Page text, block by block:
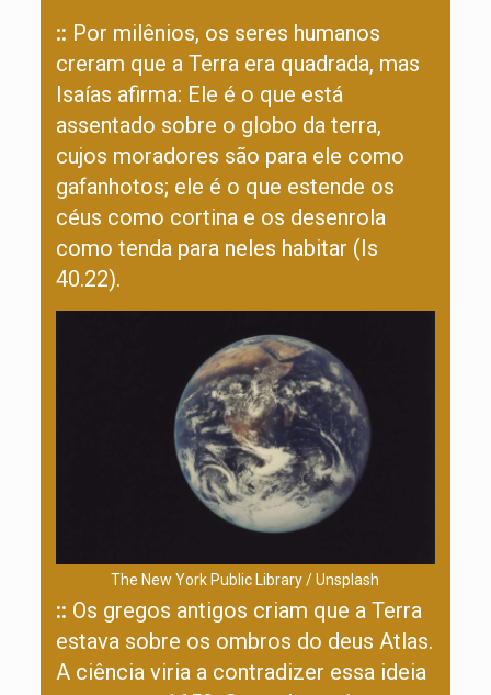
:: Por milênios, os seres humanos
creram que a Terra era quadrada, mas
Isaías afirma: Ele é o que está
assentado sobre o globo da terra,
cujos moradores são para ele como
gafanhotos; ele é o que estende os
céus como cortina e os desenrola
como tenda para neles habitar (Is
40.22).
The New York Public Library / Unsplash
:: Os gregos antigos criam que a Terra
estava sobre os ombros do deus Atlas.
A ciência viria a contradizer essa ideia